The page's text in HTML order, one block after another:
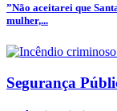
”Não aceitarei que
mulher,...
Segurança